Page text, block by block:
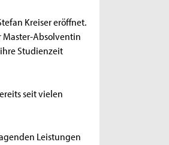
Kreiser eröffnet.
Master-Absolventin
Studienzeit
seit vielen
Leistungen